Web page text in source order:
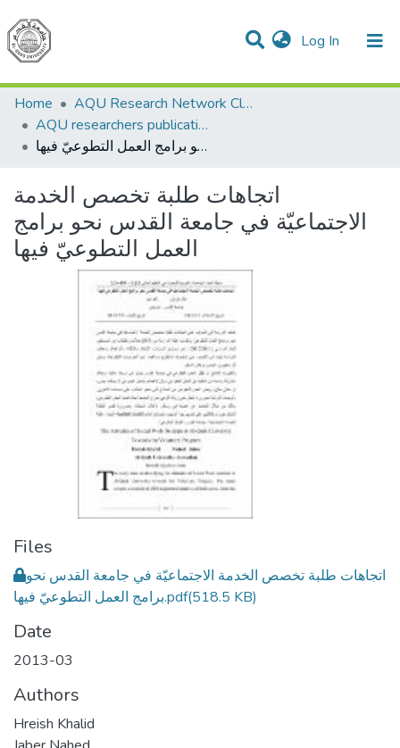
Log In (current)
Communities & Collections
All of DSpace
Home
AQU Research Network Clusters
AQU researchers publications
اتجاهات طلبة تخصص الخدمة الاجتماعيّة في جامعة القدس نحو برامج العمل التطوعيّ فيها
اتجاهات طلبة تخصص الخدمة
الاجتماعيّة في جامعة القدس نحو برامج
العمل التطوعيّ فيها
Files
اتجاهات طلبة تخصص الخدمة الاجتماعيّة في جامعة القدس نحو
برامج العمل التطوعيّ فيها.pdf(518.5 KB)
Date
2013-03
Authors
Hreish Khalid